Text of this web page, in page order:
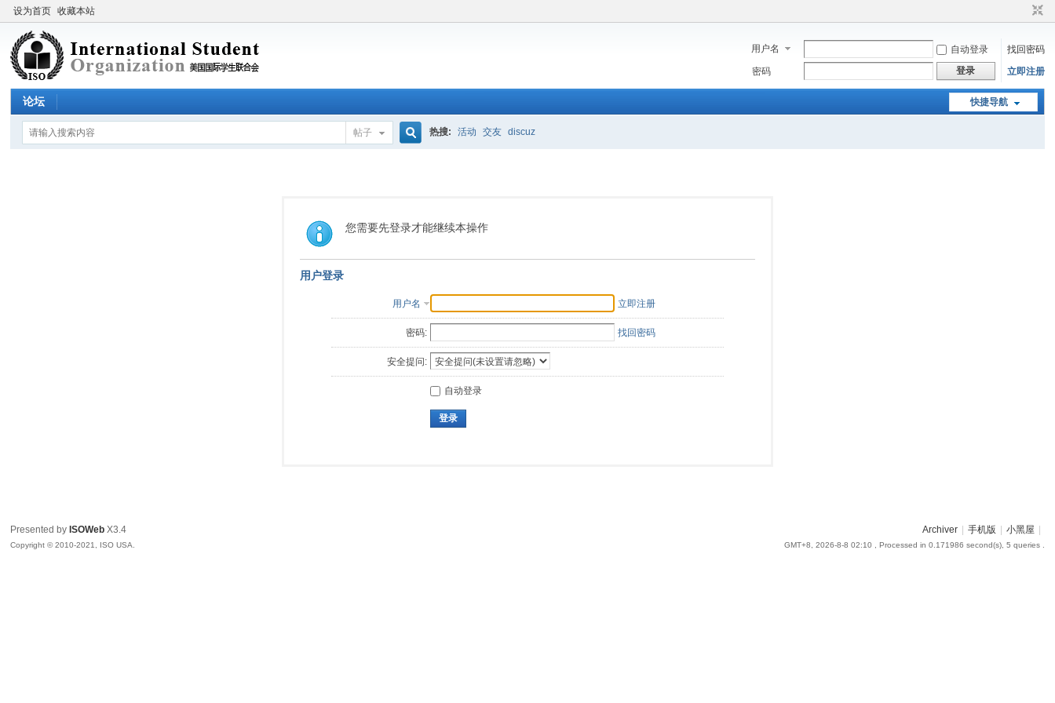
设为首页 收藏本站
用户名 自动登录
找回密码
密码
登录 立即注册
快捷导航
论坛
帖子
索
热搜: 活动 交友 discuz
您需要先登录才能继续本操作
用户登录
用户名 立即注册
密码: 找回密码
安全提问:
自动登录
登录
Archiver 手机版 小黑屋
GMT+8, 2026-8-8 02:10 , Processed in 0.171986 second(s), 5 queries .
Presented by ISOWeb X3.4
Copyright © 2010-2021, ISO USA.